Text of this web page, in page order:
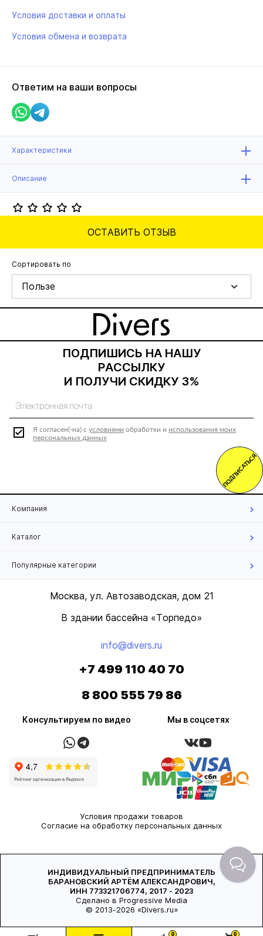
Условия доставки и оплаты
Условия обмена и возврата
Ответим на ваши вопросы
Характеристики
Описание
ОСТАВИТЬ ОТЗЫВ
Сортировать по
Пользе
0 0
ПОДПИШИСЬ НА НАШУ
РАССЫЛКУ
И ПОЛУЧИ СКИДКУ 3%
Я согласен(-на) с условиями обработки и использования моих
персональных данных
ПОДПИСАТЬСЯ
Компания
Каталог
Популярные категории
Москва, ул. Автозаводская, дом 21
В здании бассейна «Торпедо»
info@divers.ru
Консультируем по видео Мы в соцсетях
+7 499 110 40 70
8 800 555 79 86
Условия продажи товаров
Согласие на обработку персональных данных
© 2013-2026 «Divers.ru»
ИНДИВИДУАЛЬНЫЙ ПРЕДПРИНИМАТЕЛЬ
БАРАНОВСКИЙ АРТЁМ АЛЕКСАНДРОВИЧ,
ИНН 773321706774, 2017 - 2023
Сделано в Progressive Media